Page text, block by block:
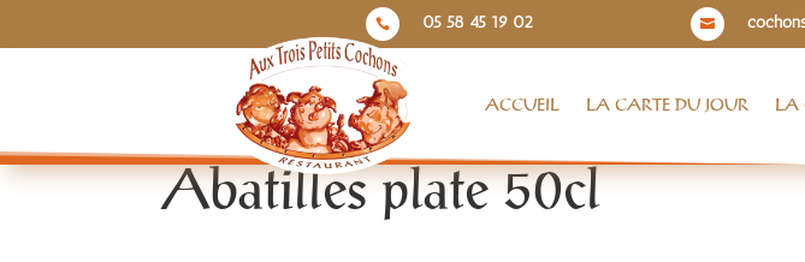
 05 58 45 19 02 
ACCUEIL LA CARTE DU JOUR LA
Abatilles plate 50cl